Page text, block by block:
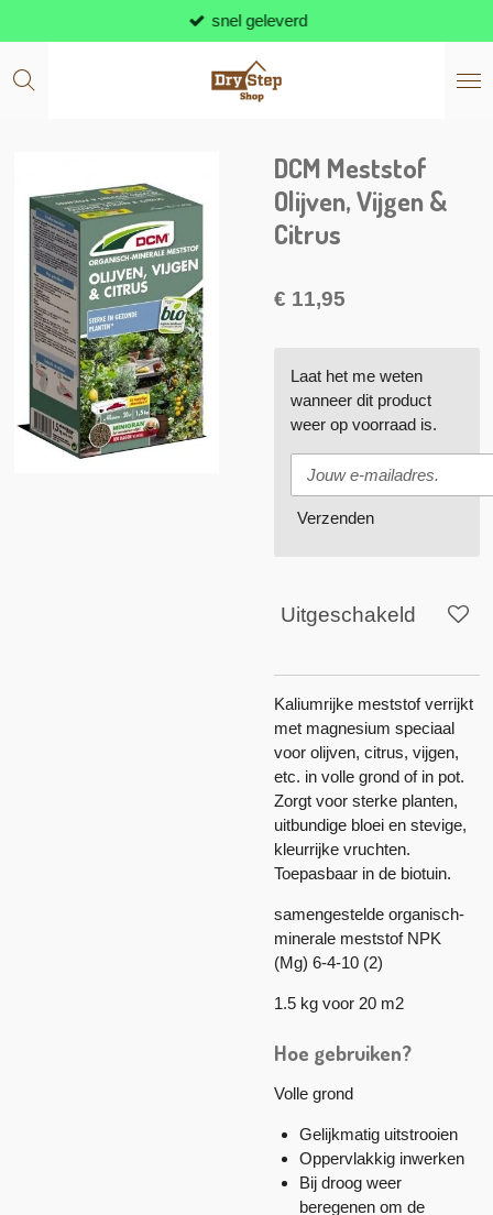
direct
naar
snel geleverd
DCM Meststof
Olijven, Vijgen &
Citrus
€ 11,95
Laat het me weten
wanneer dit product
weer op voorraad is.
Verzenden
Uitgeschakeld
Kaliumrijke meststof verrijkt
met magnesium speciaal
voor olijven, citrus, vijgen,
etc. in volle grond of in pot.
Zorgt voor sterke planten,
uitbundige bloei en stevige,
kleurrijke vruchten.
Toepasbaar in de biotuin.
samengestelde organisch-
minerale meststof NPK
(Mg) 6-4-10 (2)
1.5 kg voor 20 m2
Hoe gebruiken?
Volle grond
Gelijkmatig uitstrooien
Oppervlakkig inwerken
Bij droog weer
beregenen om de